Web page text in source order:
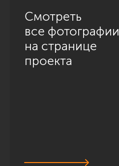
Смотреть
все фотографии
на странице
проекта